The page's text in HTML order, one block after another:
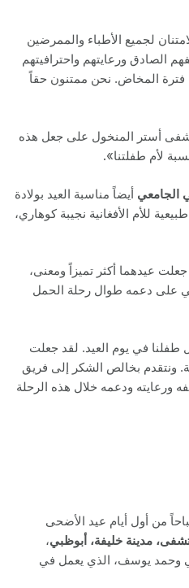
لجميع الأطباء والممرضين
الصادق ورعايتهم واحترافيتهم
المخاض. نحن ممتنون حقاً
أستر المنخول على جعل هذه
لأم طفلتنا».
الجامعي أيضاً مناسبة العيد بولادة
للأم الأفغانية نجيبة كوهاري،
عيدهما أكثر تميزاً ومعنى،
على دعمه طوال رحلة الحمل
طفلنا في يوم العيد. لقد جعلت
ونتقدم بخالص الشكر إلى فريق
ودعمه خلال هذه الرحلة
ذكر في الساعة 3:31 صباحاً من أول أيام عيد الأضحى
مدينة خليفة، أبوظبي،
وحمد يوسف، الذي يعمل في